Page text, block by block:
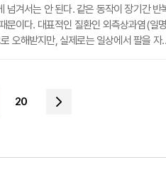
넘겨서는 안 된다. 같은 동작이 장기간 반
문이다. 대표적인 질환인 외측상과염(일명
오해받지만, 실제로는 일상에서 팔을 자
이 원활하지 않아 회복이 더딘 만큼 적절
20